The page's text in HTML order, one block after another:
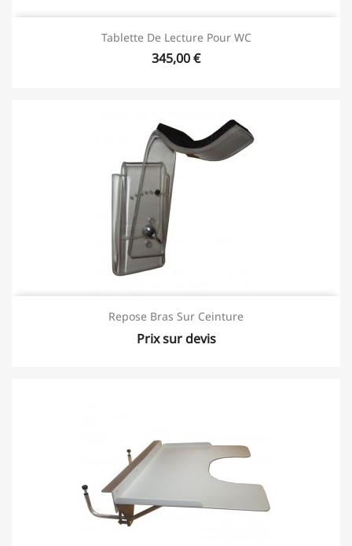
Tablette De Lecture Pour WC
345,00 €
Repose Bras Sur Ceinture
Prix sur devis